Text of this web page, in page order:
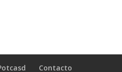
Contacto